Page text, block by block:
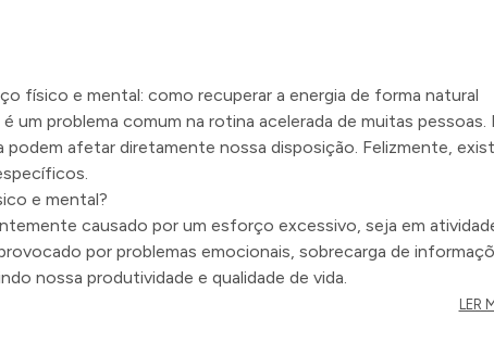
físico e mental: como recuperar a energia de forma natural
um problema comum na rotina acelerada de muitas
podem afetar diretamente nossa disposição. Felizmente,
e mental?
causado por um esforço excessivo, seja em
por problemas emocionais, sobrecarga de
nossa produtividade e qualidade de vida.
LER